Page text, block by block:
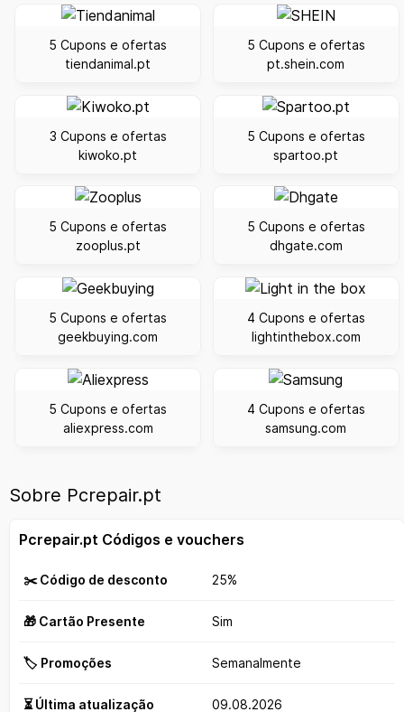
5 Cupons e ofertas
tiendanimal.pt
5 Cupons e ofertas
pt.shein.com
3 Cupons e ofertas
kiwoko.pt
5 Cupons e ofertas
spartoo.pt
5 Cupons e ofertas
zooplus.pt
5 Cupons e ofertas
dhgate.com
5 Cupons e ofertas
geekbuying.com
4 Cupons e ofertas
lightinthebox.com
5 Cupons e ofertas
aliexpress.com
4 Cupons e ofertas
samsung.com
Sobre Pcrepair.pt
Pcrepair.pt Códigos e vouchers
✂️ Código de desconto 25%
🎁 Cartão Presente Sim
🏷️ Promoções Semanalmente
⏳ Última atualização 09.08.2026